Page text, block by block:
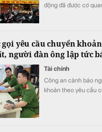
động đã được cơ
gọi yêu cầu chuyển
người đàn ông lập tức
Tài chính
Công an cảnh báo
khoản theo yêu cầu